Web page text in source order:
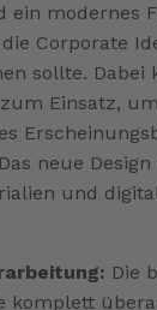
ein modernes
Corporate
sollte. Dabei
Einsatz,
neue
und
Die
komplett